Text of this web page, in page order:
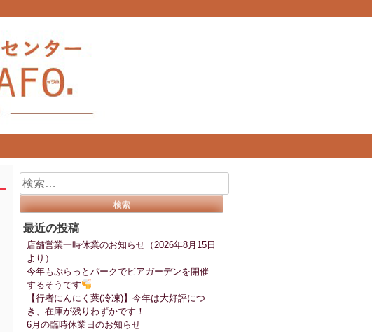
検
索:
最近の投稿
店舗営業一時休業のお知らせ（2026年8月15日
より）
今年もぷらっとパークでビアガーデンを開催
するそうです
【行者にんにく葉(冷凍)】今年は大好評につ
き、在庫が残りわずかです！
6月の臨時休業日のお知らせ